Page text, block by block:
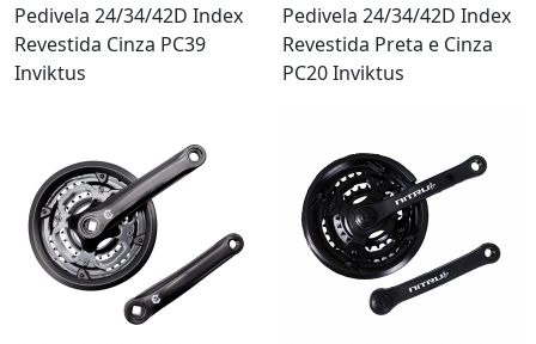
Pedivela 24/34/42D Index
Revestida Cinza PC39
Inviktus
Pedivela 24/34/42D Index
Revestida Preta e Cinza
PC20 Inviktus